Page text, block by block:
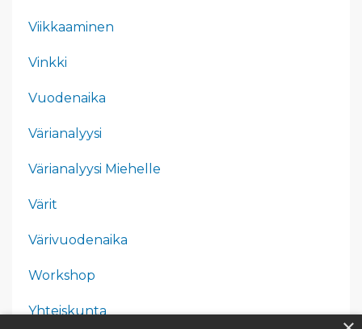
Viikkaaminen
Vinkki
Vuodenaika
Värianalyysi
Värianalyysi Miehelle
Värit
Värivuodenaika
Workshop
Yhteiskunta